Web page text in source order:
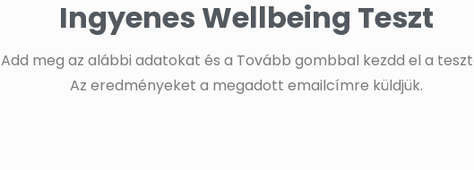
Ingyenes Wellbeing Teszt
Add meg az alábbi adatokat és a Tovább gombbal kezdd el a
Az eredményeket a megadott emailcímre küldjük.